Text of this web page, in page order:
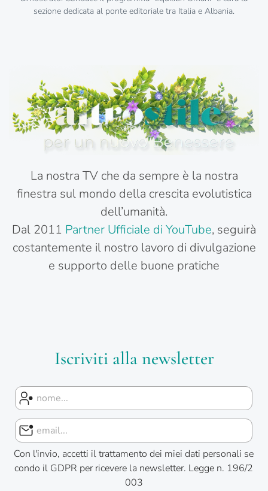
sezione dedicata al ponte editoriale tra Italia e Albania.
La nostra TV che da sempre è la nostra
finestra sul mondo della crescita evolutistica
dell’umanità.
Dal 2011 Partner Ufficiale di YouTube, seguirà
costantemente il nostro lavoro di divulgazione
e supporto delle buone pratiche
Iscriviti alla newsletter
Con l'invio, accetti il trattamento dei miei dati personali se
condo il GDPR per ricevere la newsletter. Legge n. 196/2
003